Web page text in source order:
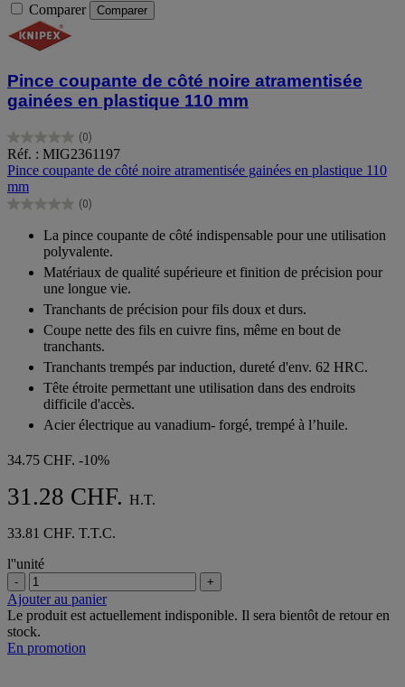
Comparer Comparer
Pince coupante de côté noire atramentisée
gainées en plastique 110 mm
(0)
0.0
sur
5
étoiles.
Réf. : MIG2361197
Pince coupante de côté noire atramentisée gainées en plastique 110
mm
(0)
0.0
étoiles.
La pince coupante de côté indispensable pour une utilisation
polyvalente.
Matériaux de qualité supérieure et finition de précision pour
une longue vie.
Tranchants de précision pour fils doux et durs.
Coupe nette des fils en cuivre fins, même en bout de
tranchants.
Tranchants trempés par induction, dureté d'env. 62 HRC.
Tête étroite permettant une utilisation dans des endroits
difficile d'accès.
Acier électrique au vanadium- forgé, trempé à l’huile.
34.75 CHF. -10%
31.28 CHF. H.T.
33.81 CHF. T.T.C.
l''unité
- +
Ajouter au panier
Le produit est actuellement indisponible. Il sera bientôt de retour en
stock.
En promotion